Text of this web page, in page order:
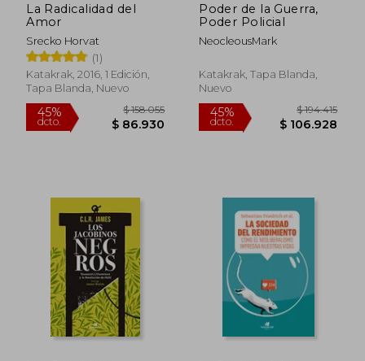
La Radicalidad del
Amor
Srecko Horvat
(1)
Katakrak, 2016, 1 Edición,
Tapa Blanda, Nuevo
dcto.
$ 158.055
Poder de la Guerra,
Poder Policial
NeocleousMark
Katakrak, Tapa Blanda,
Nuevo
dcto.